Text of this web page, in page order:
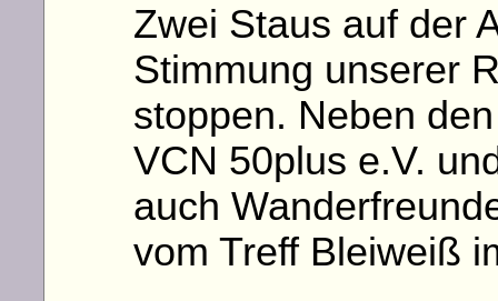
Zwei Staus auf der
Stimmung unserer
stoppen. Neben
VCN 50plus e.V.
auch
vom Treff Bleiweiß